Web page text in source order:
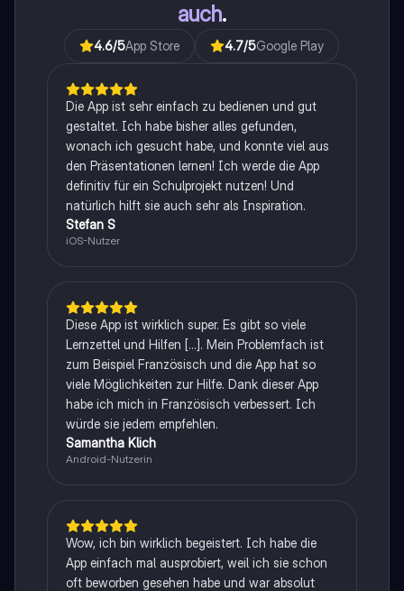
auch.
4.6/5App Store 4.7/5Google Play
Die App ist sehr einfach zu bedienen und gut
gestaltet. Ich habe bisher alles gefunden,
wonach ich gesucht habe, und konnte viel aus
den Präsentationen lernen! Ich werde die App
definitiv für ein Schulprojekt nutzen! Und
natürlich hilft sie auch sehr als Inspiration.
Stefan S
iOS-Nutzer
Diese App ist wirklich super. Es gibt so viele
Lernzettel und Hilfen [...]. Mein Problemfach ist
zum Beispiel Französisch und die App hat so
viele Möglichkeiten zur Hilfe. Dank dieser App
habe ich mich in Französisch verbessert. Ich
würde sie jedem empfehlen.
Samantha Klich
Android-Nutzerin
Wow, ich bin wirklich begeistert. Ich habe die
App einfach mal ausprobiert, weil ich sie schon
oft beworben gesehen habe und war absolut